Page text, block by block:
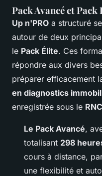
Pack Avancé et Pack
Up n'PRO a structuré
autour de deux
le Pack Élite. Ces
répondre aux divers
préparer efficacement
en diagnostics
enregistrée sous le
Le Pack Avancé,
totalisant 298
cours à distance,
une flexibilité et